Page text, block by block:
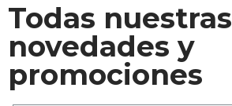
Todas nuestras
novedades y
promociones